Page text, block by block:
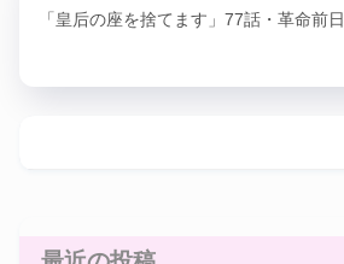
「皇后の座を捨てます」77話・革命前日